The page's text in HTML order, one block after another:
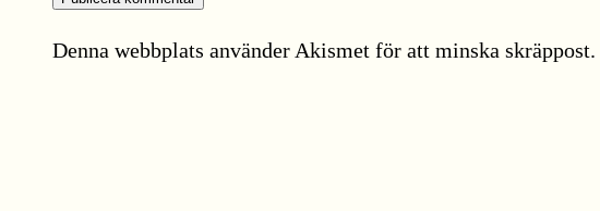
Denna webbplats använder Akismet för att minska skräppost.